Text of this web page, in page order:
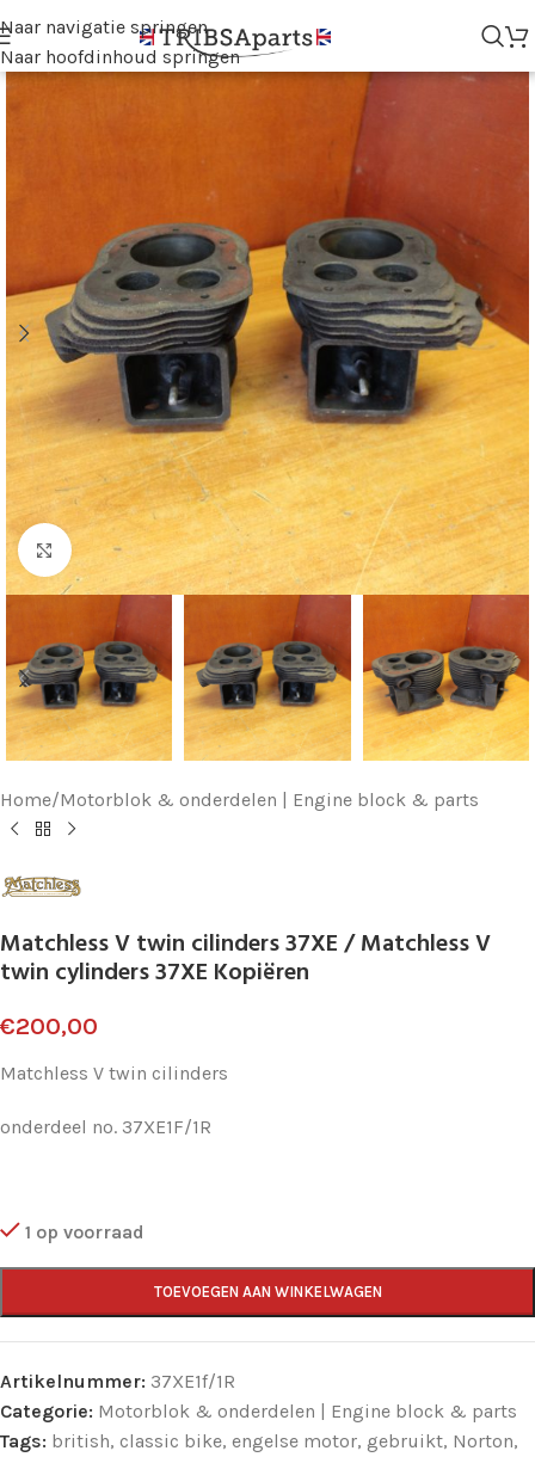
Naar navigatie springen
Naar hoofdinhoud springen
Klik voor vergroting
Home/Motorblok & onderdelen | Engine block & parts
Matchless V twin cilinders 37XE / Matchless V
twin cylinders 37XE Kopiëren
€200,00
Matchless V twin cilinders
onderdeel no. 37XE1F/1R
1 op voorraad
TOEVOEGEN AAN WINKELWAGEN
Artikelnummer: 37XE1f/1R
Categorie: Motorblok & onderdelen | Engine block & parts
Tags: british, classic bike, engelse motor, gebruikt, Norton,